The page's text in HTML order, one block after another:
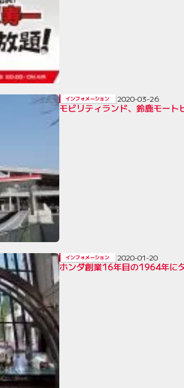
モビリティランド、鈴鹿モー
インフォメーション 2020-03-26
ホンダ創業16年目の1964年に
インフォメーション 2020-01-20